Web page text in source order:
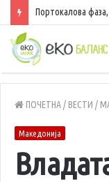
Портокалова
ПОЧЕТНА/ ВЕСТИ /
Македонија